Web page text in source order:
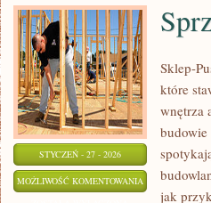
STYCZEŃ - 27 - 2026
MOŻLIWOŚĆ KOMENTOWANIA SPRZĘT
Sklep-
które
wnętrza
jak